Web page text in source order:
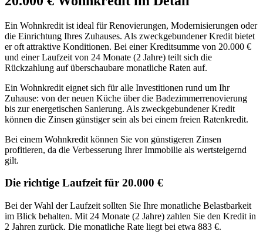
Ein Wohnkredit ist ideal für Renovierungen, Modernisierungen oder
die Einrichtung Ihres Zuhauses. Als zweckgebundener Kredit bietet
er oft attraktive Konditionen. Bei einer Kreditsumme von 20.000 €
und einer Laufzeit von 24 Monate (2 Jahre) teilt sich die
Rückzahlung auf überschaubare monatliche Raten auf.
Ein Wohnkredit eignet sich für alle Investitionen rund um Ihr
Zuhause: von der neuen Küche über die Badezimmerrenovierung
bis zur energetischen Sanierung. Als zweckgebundener Kredit
können die Zinsen günstiger sein als bei einem freien Ratenkredit.
Bei einem Wohnkredit können Sie von günstigeren Zinsen
profitieren, da die Verbesserung Ihrer Immobilie als wertsteigernd
gilt.
Die richtige Laufzeit für 20.000 €
Bei der Wahl der Laufzeit sollten Sie Ihre monatliche Belastbarkeit
im Blick behalten. Mit 24 Monate (2 Jahre) zahlen Sie den Kredit in
2 Jahren zurück. Die monatliche Rate liegt bei etwa 883 €.